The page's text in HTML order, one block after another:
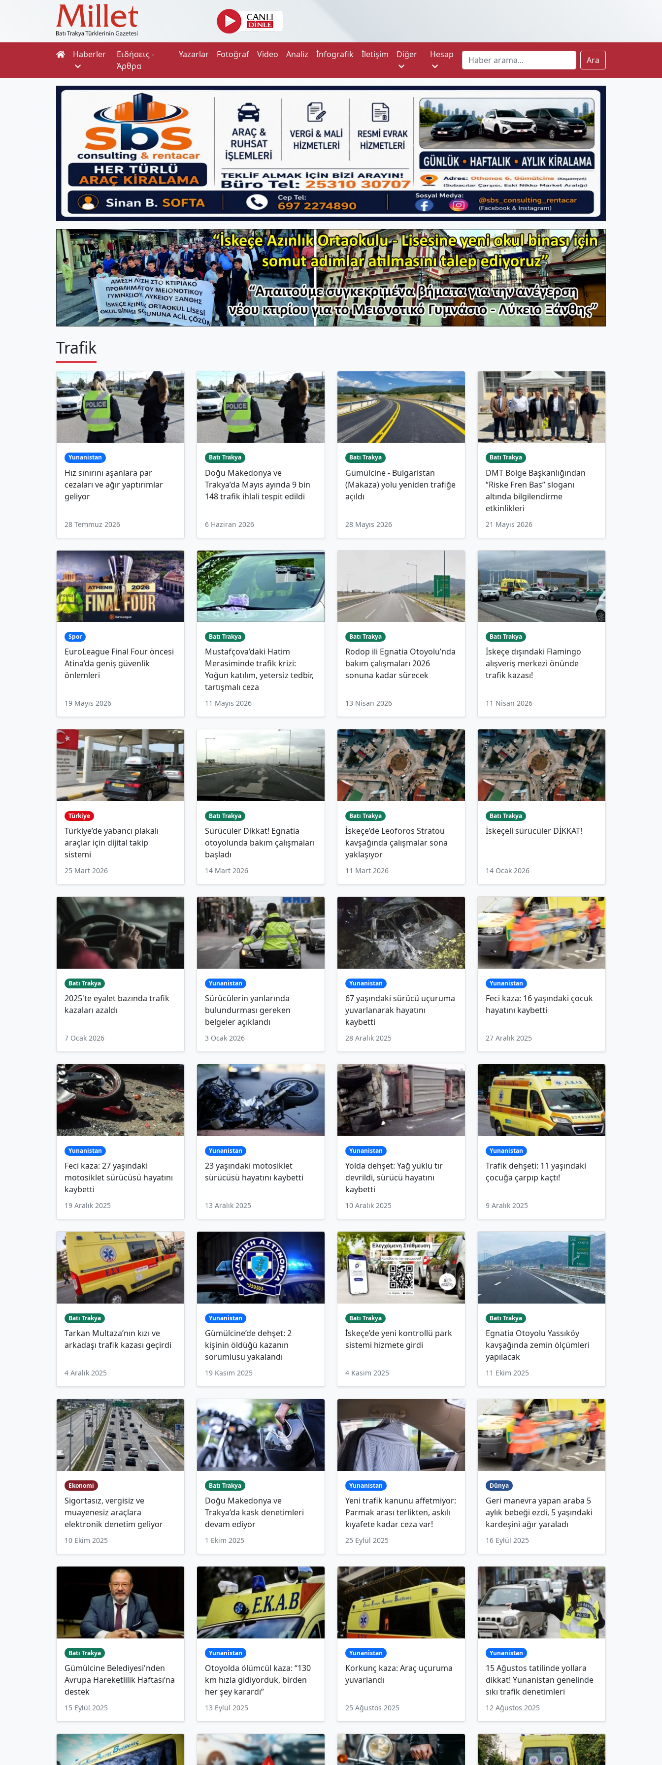
Haberler
Ειδήσεις -
Άρθρα
Yazarlar Fotoğraf Video Analiz İnfografik İletişim Diğer Hesap
Ara
Trafik
Yunanistan
Hız sınırını aşanlara par
cezaları ve ağır yaptırımlar
geliyor
28 Temmuz 2026
Batı Trakya
Doğu Makedonya ve
Trakya’da Mayıs ayında 9 bin
148 trafik ihlali tespit edildi
6 Haziran 2026
Batı Trakya
Gümülcine - Bulgaristan
(Makaza) yolu yeniden trafiğe
açıldı
28 Mayıs 2026
Batı Trakya
DMT Bölge Başkanlığından
“Riske Fren Bas” sloganı
altında bilgilendirme
etkinlikleri
21 Mayıs 2026
Spor
EuroLeague Final Four öncesi
Atina’da geniş güvenlik
önlemleri
19 Mayıs 2026
Batı Trakya
Mustafçova’daki Hatim
Merasiminde trafik krizi:
Yoğun katılım, yetersiz tedbir,
tartışmalı ceza
11 Mayıs 2026
Batı Trakya
Rodop ili Egnatia Otoyolu’nda
bakım çalışmaları 2026
sonuna kadar sürecek
13 Nisan 2026
Batı Trakya
İskeçe dışındaki Flamingo
alışveriş merkezi önünde
trafik kazası!
11 Nisan 2026
Türkiye
Türkiye’de yabancı plakalı
araçlar için dijital takip
sistemi
25 Mart 2026
Batı Trakya
Sürücüler Dikkat! Egnatia
otoyolunda bakım çalışmaları
başladı
14 Mart 2026
Batı Trakya
İskeçe’de Leoforos Stratou
kavşağında çalışmalar sona
yaklaşıyor
11 Mart 2026
Batı Trakya
İskeçeli sürücüler DİKKAT!
14 Ocak 2026
Batı Trakya
2025'te eyalet bazında trafik
kazaları azaldı
7 Ocak 2026
Yunanistan
Sürücülerin yanlarında
bulundurması gereken
belgeler açıklandı
3 Ocak 2026
Yunanistan
67 yaşındaki sürücü uçuruma
yuvarlanarak hayatını
kaybetti
28 Aralık 2025
Yunanistan
Feci kaza: 16 yaşındaki çocuk
hayatını kaybetti
27 Aralık 2025
Yunanistan
Feci kaza: 27 yaşındaki
motosiklet sürücüsü hayatını
kaybetti
19 Aralık 2025
Yunanistan
23 yaşındaki motosiklet
sürücüsü hayatını kaybetti
13 Aralık 2025
Yunanistan
Yolda dehşet: Yağ yüklü tır
devrildi, sürücü hayatını
kaybetti
10 Aralık 2025
Yunanistan
Trafik dehşeti: 11 yaşındaki
çocuğa çarpıp kaçtı!
9 Aralık 2025
Batı Trakya
Tarkan Multaza’nın kızı ve
arkadaşı trafik kazası geçirdi
4 Aralık 2025
Yunanistan
Gümülcine’de dehşet: 2
kişinin öldüğü kazanın
sorumlusu yakalandı
19 Kasım 2025
Batı Trakya
İskeçe’de yeni kontrollü park
sistemi hizmete girdi
4 Kasım 2025
Batı Trakya
Egnatia Otoyolu Yassıköy
kavşağında zemin ölçümleri
yapılacak
11 Ekim 2025
Ekonomi
Sigortasız, vergisiz ve
muayenesiz araçlara
elektronik denetim geliyor
10 Ekim 2025
Batı Trakya
Doğu Makedonya ve
Trakya’da kask denetimleri
devam ediyor
1 Ekim 2025
Yunanistan
Yeni trafik kanunu affetmiyor:
Parmak arası terlikten, askılı
kıyafete kadar ceza var!
25 Eylül 2025
Dünya
Geri manevra yapan araba 5
aylık bebeği ezdi, 5 yaşındaki
kardeşini ağır yaraladı
16 Eylül 2025
Batı Trakya
Gümülcine Belediyesi'nden
Avrupa Hareketlilik Haftası’na
destek
15 Eylül 2025
Yunanistan
Otoyolda ölümcül kaza: “130
km hızla gidiyorduk, birden
her şey karardı”
13 Eylül 2025
Yunanistan
Korkunç kaza: Araç uçuruma
yuvarlandı
25 Ağustos 2025
Yunanistan
15 Ağustos tatilinde yollara
dikkat! Yunanistan genelinde
sıkı trafik denetimleri
12 Ağustos 2025